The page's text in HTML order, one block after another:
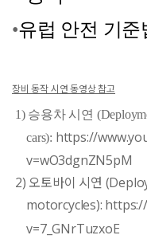
•유럽 안전 기준
장비 동작 시연 동영상 참고
1) 승용차 시연
cars): https://
v=wO3dgnZN5pM
2) 오토바이 시연
motorcycles):
v=7_GNrTuzxoE